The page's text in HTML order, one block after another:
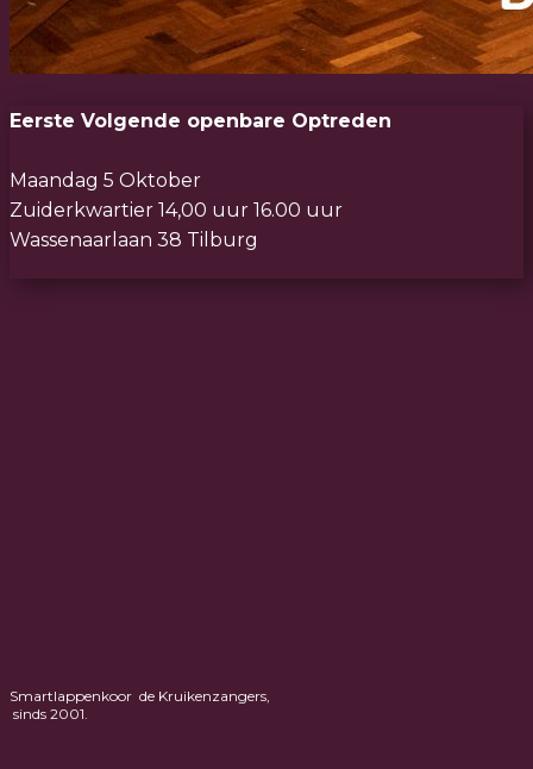
Eerste Volgende openbare Optreden
Maandag 5 Oktober
Zuiderkwartier 14,00 uur 16.00 uur
Wassenaarlaan 38 Tilburg
Smartlappenkoor de Kruikenzangers,
sinds 2001.